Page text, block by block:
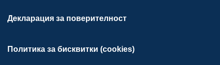
Декларация за поверителност
Политика за бисквитки (cookies)